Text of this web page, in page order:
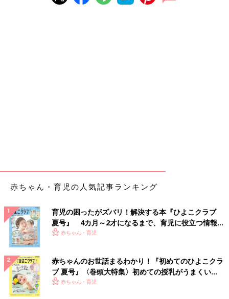
方「かかとで足を着地させ、つま先でけり出して前に進む”踏み
返し動作”」ができず、正常な歩き方が阻害されてしまいます。
具体的には、かかとが開き気味で足の内側に重心がかかり、靴底
（浮き指が起きる足のバランス）になりやすいので注意が必要で
す。
――ムートンブーツの特徴を理解していれば、履かせても大丈夫
でしょうか？
吉村 おしゃれブーツを履かせたいなら、比較的短時間のお出か
けなど走り回らないときにしましょう。走りにくい、つまずきや
赤ちゃん・育児の人気記事ランキング
育児の困ったがズバリ！解決する本『ひよこクラブ
夏号』 4カ月～2才になるまで、育児に役立つ情報が
いっぱい！
赤ちゃん・育児
赤ちゃんのお世話まるわかり！『初めてのひよこクラ
ブ 夏号』〈巻頭大特集〉初めての授乳がうまくい
く！ おっぱい・ミルクの基本と夏のトラブル 解決テ
赤ちゃん・育児